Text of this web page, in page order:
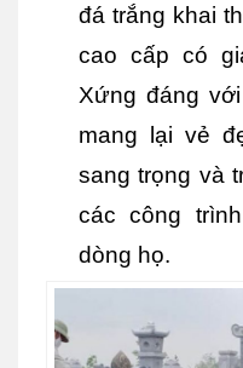
đá trắng khai
cao cấp có
Xứng đáng
mang lại vẻ
sang trọng và
các công
dòng họ.